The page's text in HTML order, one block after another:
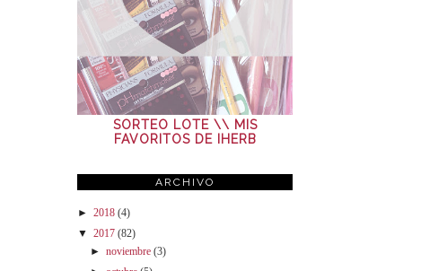
SORTEO LOTE \\ MIS
FAVORITOS DE IHERB
ARCHIVO
► 2018 (4)
▼ 2017 (82)
►noviembre (3)